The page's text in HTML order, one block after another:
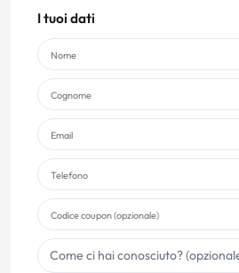
I tuoi dati